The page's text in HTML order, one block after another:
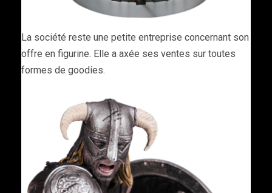
La société reste une petite entreprise concernant son
offre en figurine. Elle a axée ses ventes sur toutes
formes de goodies.